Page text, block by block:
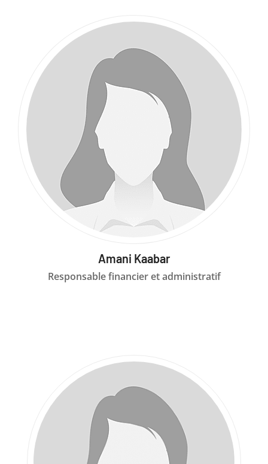
Amani Kaabar
Responsable financier et administratif